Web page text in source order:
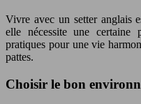
Vivre avec un setter anglais
elle nécessite une certaine
pratiques pour une vie
pattes.
Choisir le bon